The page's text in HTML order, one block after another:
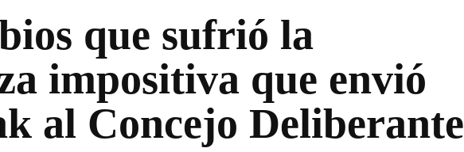
que sufrió la
impositiva que envió
al Concejo Deliberante